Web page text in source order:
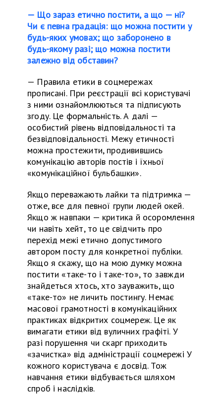
— Що зараз етично постити, а що — ні?
Чи є певна градація: що можна постити у
будь-яких умовах; що заборонено в
будь-якому разі; що можна постити
залежно від обставин?
— Правила етики в соцмережах
прописані. При реєстрації всі користувачі
з ними ознайомлюються та підписують
згоду. Це формальність. А далі —
особистий рівень відповідальності та
безвідповідальності. Межу етичності
можна простежити, продивившись
комунікацію авторів постів і їхньої
«комунікаційної бульбашки».
Якщо переважають лайки та підтримка —
отже, все для певної групи людей окей.
Якщо ж навпаки — критика й осоромлення
чи навіть хейт, то це свідчить про
перехід межі етично допустимого
автором посту для конкретної публіки.
Якщо я скажу, що на мою думку можна
постити «таке-то і таке-то», то завжди
знайдеться хтось, хто зауважить, що
«таке-то» не личить постингу. Немає
масової грамотності в комунікаційних
практиках відкритих соцмереж. Це як
вимагати етики від вуличних графіті. У
разі порушення чи скарг приходить
«зачистка» від адміністрації соцмережі У
кожного користувача є досвід. Тож
навчання етики відбувається шляхом
спроб і наслідків.